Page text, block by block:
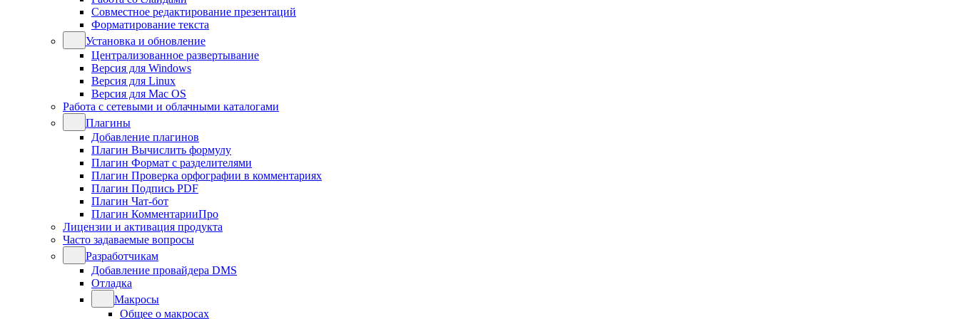
Совместное редактирование презентаций
Форматирование текста
Установка и обновление
Централизованное развертывание
Версия для Windows
Версия для Linux
Версия для Mac OS
Работа с сетевыми и облачными каталогами
Плагины
Добавление плагинов
Плагин Вычислить формулу
Плагин Формат с разделителями
Плагин Проверка орфографии в комментариях
Плагин Подпись PDF
Плагин Чат-бот
Плагин КомментарииПро
Лицензии и активация продукта
Часто задаваемые вопросы
Разработчикам
Добавление провайдера DMS
Отладка
Макросы
Общее о макросах